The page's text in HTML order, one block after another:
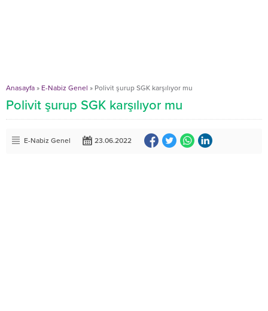
Anasayfa » E-Nabiz Genel » Polivit şurup SGK karşılıyor mu
Polivit şurup SGK karşılıyor mu
E-Nabiz Genel 23.06.2022